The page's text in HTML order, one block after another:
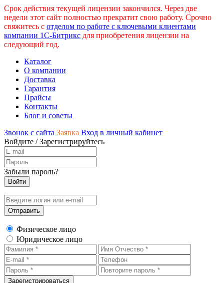
Срок действия текущей лицензии закончился. Через две
недели этот сайт полностью прекратит свою работу. Срочно
свяжитесь с отделом по работе с ключевыми клиентами
компании 1С-Битрикс для приобретения лицензии на
следующий год.
Каталог
О компании
Доставка
Гарантия
Прайсы
Контакты
Блог и советы
Звонок с сайта Заявка Вход в личный кабинет
Войдите /Зарегистрируйтесь
Забыли пароль?
Физическое лицо
Юридическое лицо